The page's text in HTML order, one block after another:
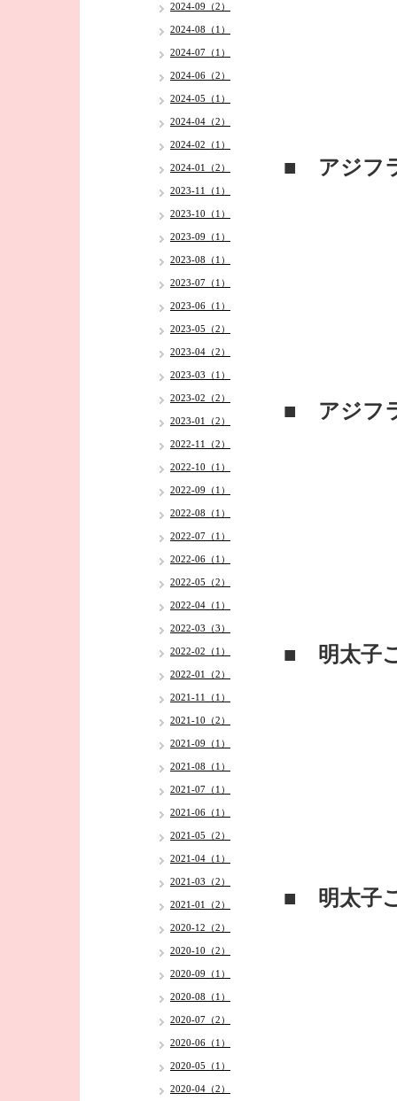
■ アジフ
■ アジフ
■ 明太子
■ 明太子
2024-09（2）
2024-08（1）
2024-07（1）
2024-06（2）
2024-05（1）
2024-04（2）
2024-02（1）
2024-01（2）
2023-11（1）
2023-10（1）
2023-09（1）
2023-08（1）
2023-07（1）
2023-06（1）
2023-05（2）
2023-04（2）
2023-03（1）
2023-02（2）
2023-01（2）
2022-11（2）
2022-10（1）
2022-09（1）
2022-08（1）
2022-07（1）
2022-06（1）
2022-05（2）
2022-04（1）
2022-03（3）
2022-02（1）
2022-01（2）
2021-11（1）
2021-10（2）
2021-09（1）
2021-08（1）
2021-07（1）
2021-06（1）
2021-05（2）
2021-04（1）
2021-03（2）
2021-01（2）
2020-12（2）
2020-10（2）
2020-09（1）
2020-08（1）
2020-07（2）
2020-06（1）
2020-05（1）
2020-04（2）